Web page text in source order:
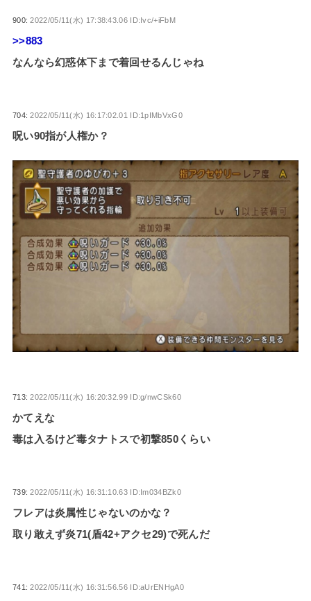
900:2022/05/11(水) 17:38:43.06 ID:Ivc/+iFbM
>>883
なんなら幻惑体下まで着回せるんじゃね
704:2022/05/11(水) 16:17:02.01 ID:1pIMbVxG0
呪い90指が人権か？
713:2022/05/11(水) 16:20:32.99 ID:g/nwCSk60
かてえな
毒は入るけど毒タナトスで初撃850くらい
739:2022/05/11(水) 16:31:10.63 ID:Im034BZk0
フレアは炎属性じゃないのかな？
取り敢えず炎71(盾42+アクセ29)で死んだ
741:2022/05/11(水) 16:31:56.56 ID:aUrENHgA0